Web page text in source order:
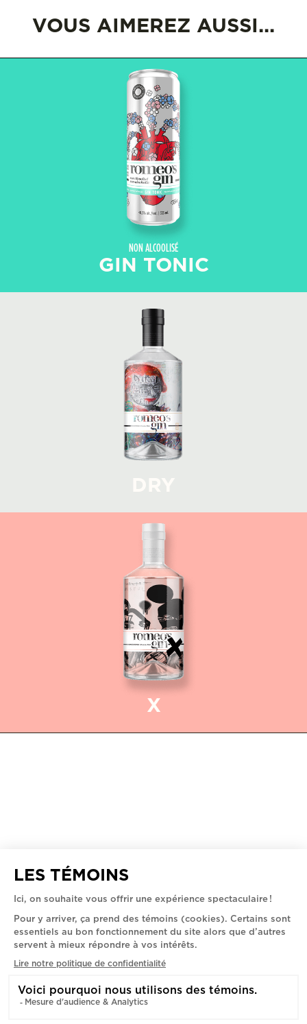
VOUS AIMEREZ AUSSI...
NON ALCOOLISÉ
GIN TONIC
X
LE MUSÉE ROMEO'S
5445 - 5455 AV. DE GASPÉ,
MONTRÉAL, H2T 3B3
POLITIQUE DE CONFIDENTIALITÉ